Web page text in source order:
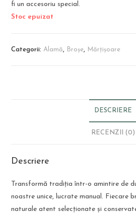
fi un accesoriu special.
Stoc epuizat
Categorii:Alamă, Broșe, Mărțișoare
DESCRIERE
RECENZII (0)
Descriere
Transformă tradiția într-o amintire de
noastre unice, lucrate manual. Fiecare
naturale atent selecționate și